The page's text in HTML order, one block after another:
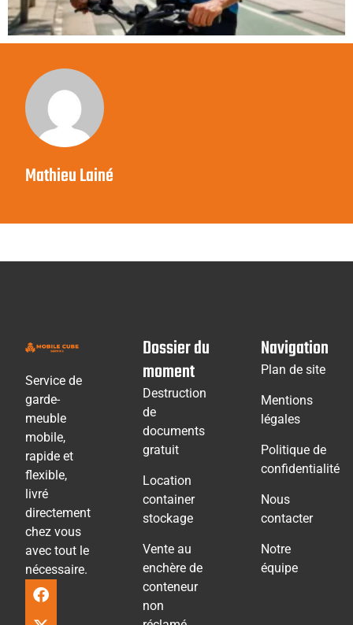
Mathieu Lainé
Service de
garde-
meuble
mobile,
rapide et
flexible,
livré
directement
chez vous
avec tout le
nécessaire.
Dossier du
moment
Destruction
de
documents
gratuit
Location
container
stockage
Vente au
enchère de
conteneur
non
Navigation
Plan de site
Mentions
légales
Politique de
confidentialité
Nous
contacter
Notre
équipe